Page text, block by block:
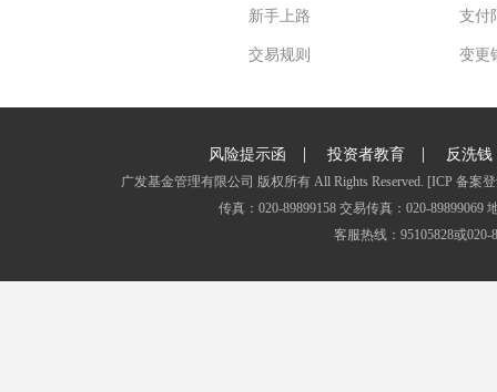
新手上路
交易规则
支付
变更
风险提示函 | 投资者教育 | 反洗钱
广发基金管理有限公司 版权所有 All Rights Reserved. [ICP 备案
传真：020-89899158 交易传真：020-
客服热线：95105828或020-